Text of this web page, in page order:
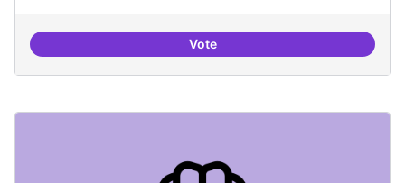
VoteILP Drets Digitals